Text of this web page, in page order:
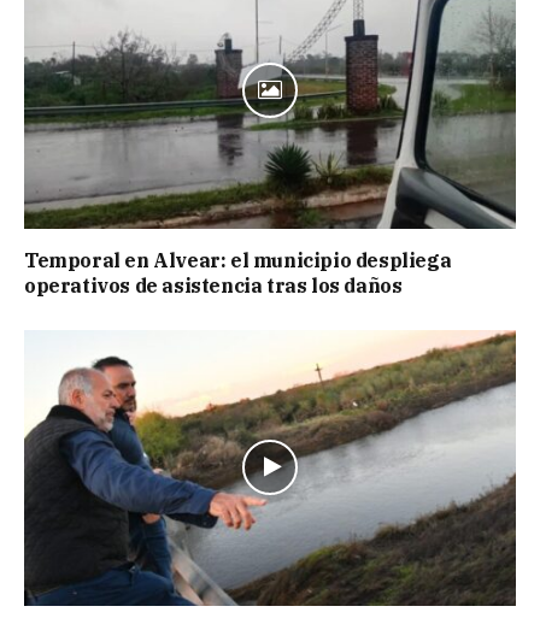
Temporal en Alvear: el municipio despliega
operativos de asistencia tras los daños